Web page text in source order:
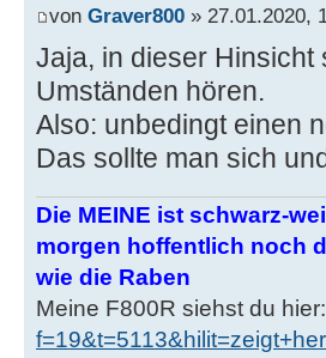
von Graver800 » 27.01.2020,
Jaja, in dieser Hinsicht
Umständen hören.
Also: unbedingt einen
Das sollte man sich
Die MEINE ist schwarz-
morgen hoffentlich noch
wie die Raben
Meine F800R siehst du hier: